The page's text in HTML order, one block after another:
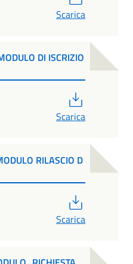
Scarica
DI ISCRIZIO
Scarica
RILASCIO D
Scarica